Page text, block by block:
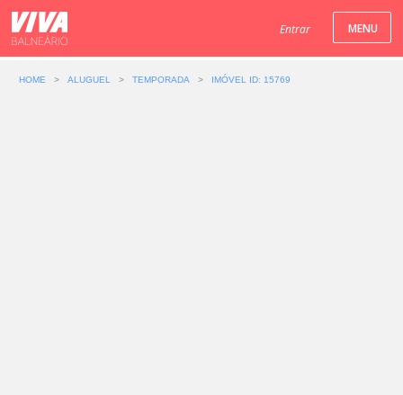
Entrar
HOME > ALUGUEL > TEMPORADA > IMÓVEL ID: 15769